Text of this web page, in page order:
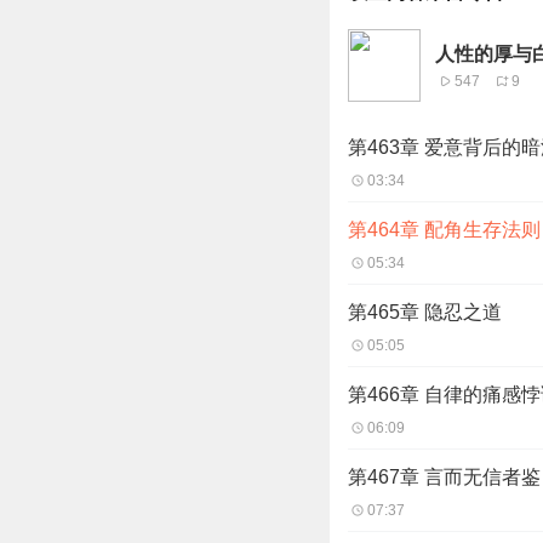
人性的厚与
547 9
第463章 爱意背后的
03:34
第464章 配角生存法则
05:34
第465章 隐忍之道
05:05
第466章 自律的痛感
06:09
第467章 言而无信者鉴
07:37